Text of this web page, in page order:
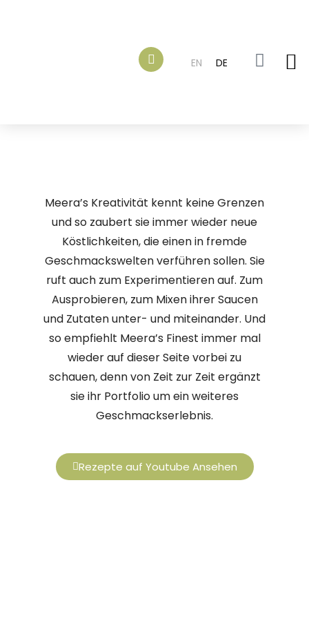
EN DE
Meera’s Kreativität kennt keine Grenzen
und so zaubert sie immer wieder neue
Köstlichkeiten, die einen in fremde
Geschmackswelten verführen sollen. Sie
ruft auch zum Experimentieren auf. Zum
Ausprobieren, zum Mixen ihrer Saucen
und Zutaten unter- und miteinander. Und
so empfiehlt Meera’s Finest immer mal
wieder auf dieser Seite vorbei zu
schauen, denn von Zeit zur Zeit ergänzt
sie ihr Portfolio um ein weiteres
Geschmackserlebnis.
Rezepte auf Youtube Ansehen